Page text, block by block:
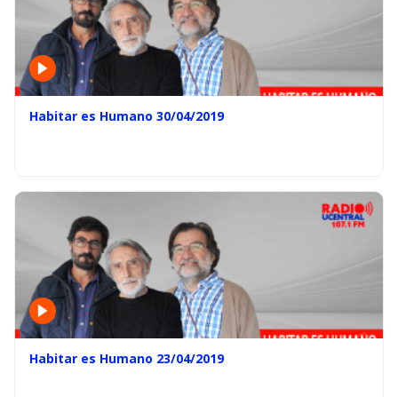
Habitar es Humano 30/04/2019
Habitar es Humano 23/04/2019